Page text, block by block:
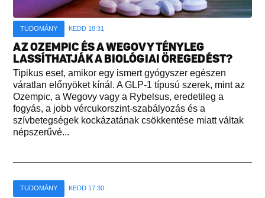
TUDOMÁNY KEDD 18:31
AZ OZEMPIC ÉS A WEGOVY TÉNYLEG
LASSÍTHATJÁK A BIOLÓGIAI ÖREGEDÉST?
Tipikus eset, amikor egy ismert gyógyszer egészen
váratlan előnyöket kínál. A GLP-1 típusú szerek, mint az
Ozempic, a Wegovy vagy a Rybelsus, eredetileg a
fogyás, a jobb vércukorszint-szabályozás és a
szívbetegségek kockázatának csökkentése miatt váltak
népszerűvé...
TUDOMÁNY KEDD 17:30